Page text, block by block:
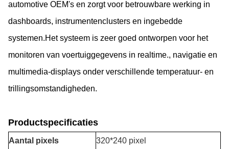
automotive OEM's en zorgt voor betrouwbare werking in
dashboards, instrumentenclusters en ingebedde
systemen.Het systeem is zeer goed ontworpen voor het
monitoren van voertuiggegevens in realtime., navigatie en
multimedia-displays onder verschillende temperatuur- en
trillingsomstandigheden.
Productspecificaties
Aantal pixels 320*240 pixel